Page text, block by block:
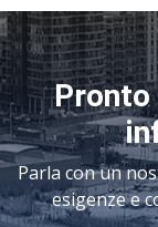
Parla con un
esigenze e